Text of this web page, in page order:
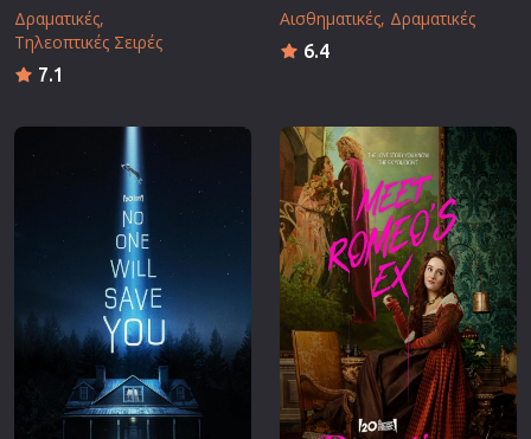
Δραματικές
Τηλεοπτικές Σειρές
7.1
Αισθηματικές Δραματικές
6.4